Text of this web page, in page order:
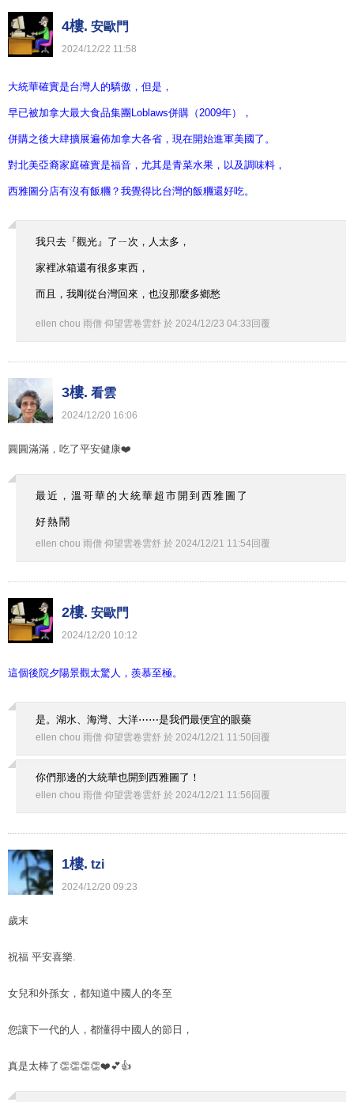
4樓. 安歐門
2024/12/22 11:58
大統華確實是台灣人的驕傲，但是，
早已被加拿大最大食品集團Loblaws併購（2009年），
併購之後大肆擴展遍佈加拿大各省，現在開始進軍美國了。
對北美亞裔家庭確實是福音，尤其是青菜水果，以及調味料，
西雅圖分店有沒有飯糰？我覺得比台灣的飯糰還好吃。
我只去『觀光』了ㄧ次，人太多，
家裡冰箱還有很多東西，
而且，我剛從台灣回來，也沒那麼多鄉愁
ellen chou 雨僧 仰望雲卷雲舒 於 2024/12/23 04:33 回覆
3樓. 看雲
2024/12/20 16:06
圓圓滿滿，吃了平安健康❤️
最近，溫哥華的大統華超市開到西雅圖了
好熱鬧
ellen chou 雨僧 仰望雲卷雲舒 於 2024/12/21 11:54回覆
2樓. 安歐門
2024/12/20 10:12
這個後院夕陽景觀太驚人，羨慕至極。
是。湖水、海灣、大洋⋯⋯是我們最便宜的眼藥
ellen chou 雨僧 仰望雲卷雲舒 於 2024/12/21 11:50 回覆
你們那邊的大統華也開到西雅圖了！
ellen chou 雨僧 仰望雲卷雲舒 於 2024/12/21 11:56 回覆
1樓. tzi
2024/12/20 09:23
歲末
祝福 平安喜樂.
女兒和外孫女，都知道中國人的冬至
您讓下一代的人，都懂得中國人的節日，
真是太棒了👏👏👏👏❤️💕👍